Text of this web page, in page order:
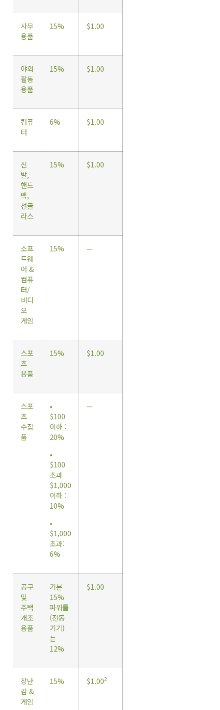
사무
용품
15% $1.00
야외
활동
용품
15% $1.00
컴퓨
터
6% $1.00
신
발,
핸드
백,
선글
라스
15% $1.00
소프
트웨
어 &
컴퓨
터/
비디
오
게임
15% —
스포
츠
용품
15% $1.00
스포
츠
수집
품
•
$100
이하 :
20%
•
$100
초과
$1,000
이하 :
10%
•
$1,000
초과:
6%
—
공구
및
주택
개조
용품
기본
15%
파워툴
(전동
기기)
는
12%
$1.00
장난
감 &
게임
15% $1.002